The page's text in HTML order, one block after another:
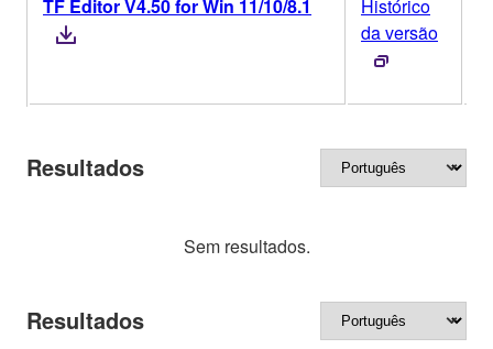
TF Editor V4.50 for Win 11/10/8.1
Histórico
da versão
Resultados
Sem resultados.
Resultados